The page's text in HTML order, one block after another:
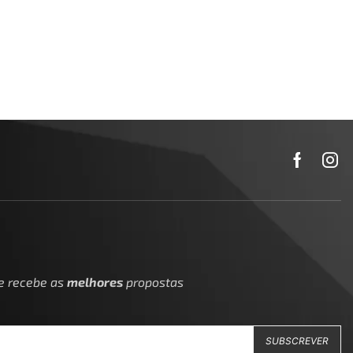
recebe asmelhores propostas